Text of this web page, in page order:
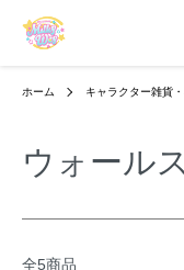
ホーム キャラクター雑貨
ウォール
全5商品